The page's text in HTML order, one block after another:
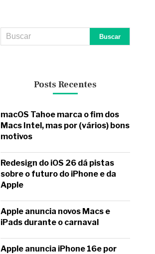
Posts Recentes
macOS Tahoe marca o fim dos
Macs Intel, mas por (vários) bons
motivos
Redesign do iOS 26 dá pistas
sobre o futuro do iPhone e da
Apple
Apple anuncia novos Macs e
iPads durante o carnaval
Apple anuncia iPhone 16e por